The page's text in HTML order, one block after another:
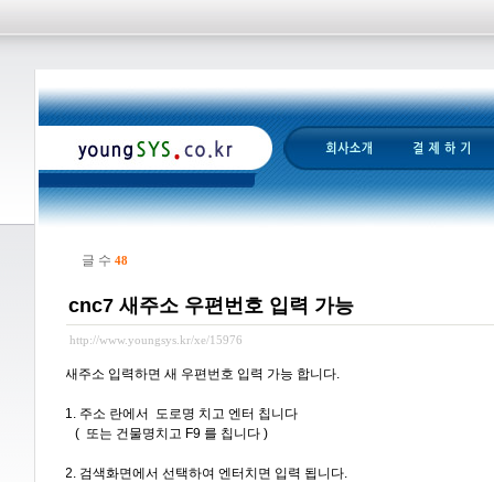
글 수48
cnc7 새주소 우편번호 입력 가능
http://www.youngsys.kr/xe/15976
새주소 입력하면 새 우편번호 입력 가능 합니다.
1. 주소 란에서 도로명 치고 엔터 칩니다
( 또는 건물명치고 F9 를 칩니다 )
2. 검색화면에서 선택하여 엔터치면 입력 됩니다.